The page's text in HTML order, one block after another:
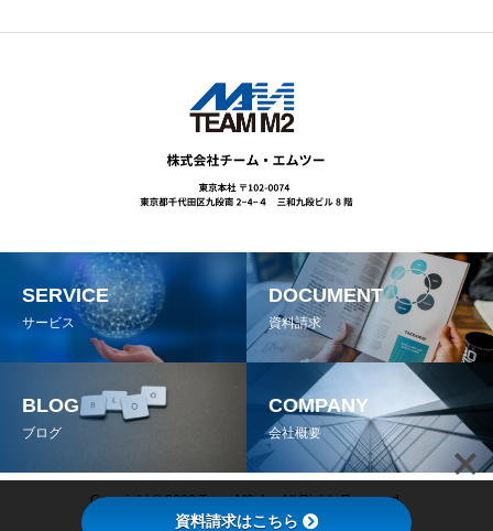
SERVICE
サービス
DOCUMENT
資料請求
BLOG
ブログ
COMPANY
会社概要
Copyright © 2022 Team M2, Inc All Rights Reserved.
資料請求はこちら